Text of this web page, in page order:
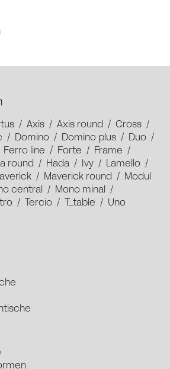
/ Axis / Axis round / Cross /
/ Domino / Domino plus / Duo /
Ferro line / Forte / Frame
/
round / Hada / Ivy / Lamello /
/ Maverick round /
Modul
central / Mono minal
/
/ Tercio / T_table / Uno